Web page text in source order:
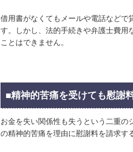
借用書がなくてもメールや電話などで
す。しかし、法的手続きや弁護士費用
ことはできません。
■精神的苦痛を受けても慰謝
お金を失い関係性も失うという二重
の精神的苦痛を理由に慰謝料を請求す